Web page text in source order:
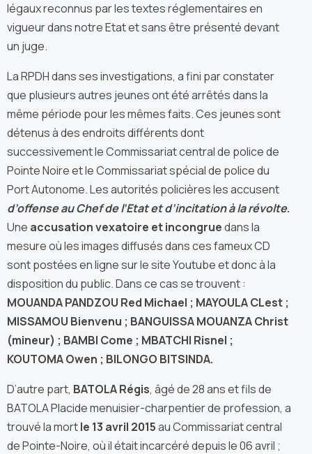
légaux reconnus par les textes réglementaires en
vigueur dans notre Etat et sans être présenté devant
un juge.
La RPDH dans ses investigations, a fini par constater
que plusieurs autres jeunes ont été arrêtés dans la
même période pour les mêmes faits. Ces jeunes sont
détenus à des endroits différents dont
successivement le Commissariat central de police de
Pointe Noire et le Commissariat spécial de police du
Port Autonome. Les autorités policières les accusent
d’offense au Chef de l’Etat et d’incitation à la révolte.
Une accusation vexatoire et incongruedans la
mesure où les images diffusés dans ces fameux CD
sont postées en ligne sur le site Youtube et donc à la
disposition du public. Dans ce cas se trouvent :
MOUANDA PANDZOU Red Michael ; MAYOULA CLest ;
MISSAMOU Bienvenu ; BANGUISSA MOUANZA Christ
(mineur) ; BAMBI Come ; MBATCHI Risnel ;
KOUTOMA Owen ; BILONGO BITSINDA.
D’autre part, BATOLA Régis, âgé de 28 ans et fils de
BATOLA Placide menuisier-charpentier de profession, a
trouvé la mortle 13 avril 2015au Commissariat central
de Pointe-Noire, où il était incarcéré depuis le 06 avril ;